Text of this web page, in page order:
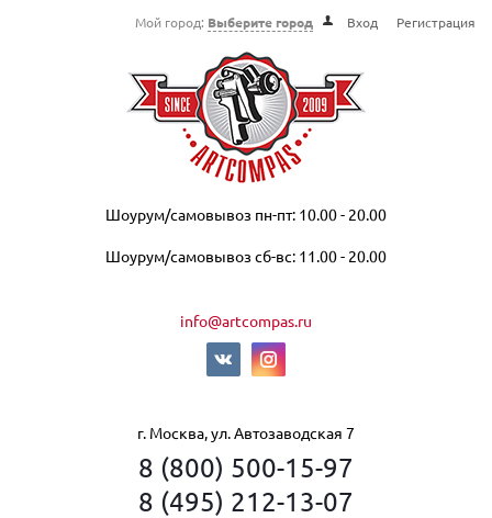
Мой город: Выберите город Вход Регистрация
Шоурум/самовывоз пн-пт: 10.00 - 20.00
Шоурум/самовывоз сб-вс: 11.00 - 20.00
info@artcompas.ru
г. Москва, ул. Автозаводская 7
8 (800) 500-15-97
8 (495) 212-13-07